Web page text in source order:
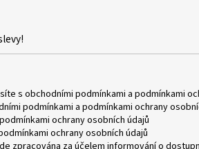
s obchodními podmínkami a podmínkami
podmínkami a podmínkami ochrany
podmínkami ochrany osobních údajů
ochrany osobních údajů
zpracována za účelem informování o